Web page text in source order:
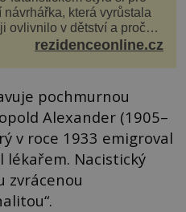
která vyrůstala
ovlivnilo v dětství a proč
Interié...
rezidenceonline.cz
pochmurnou
Alexander (1905–
v roce 1933 emigroval
lékařem. Nacistický
zvrácenou